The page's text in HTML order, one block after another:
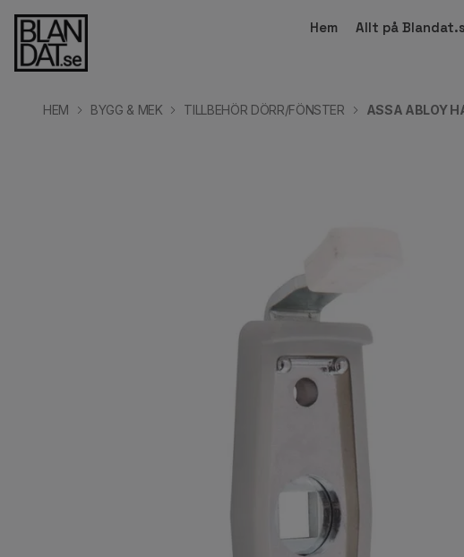
Hem Allt på
HEM BYGG & MEK TILLBEHÖR DÖRR/FÖNSTER ASSA ABLOY